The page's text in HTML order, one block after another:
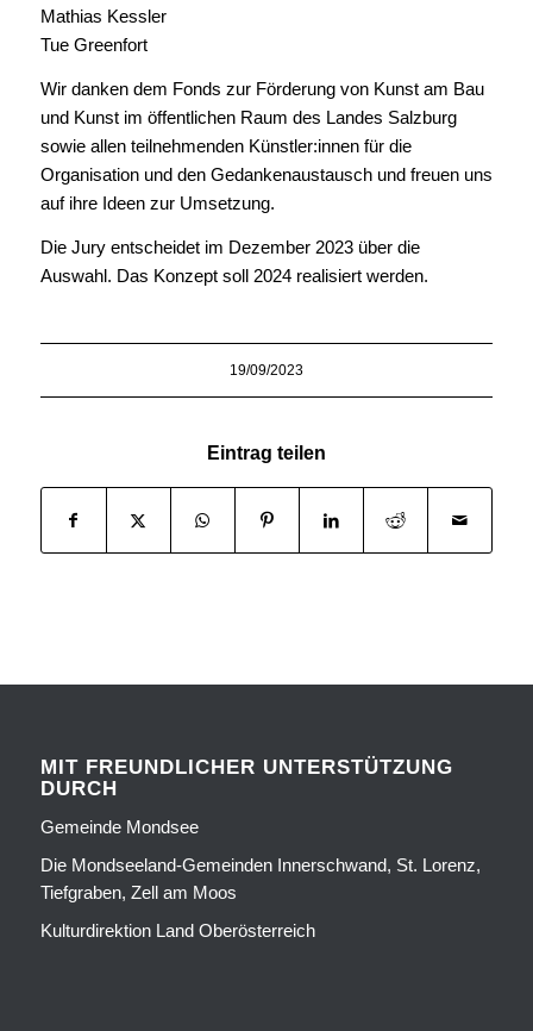
Mathias Kessler
Tue Greenfort
Wir danken dem Fonds zur Förderung von Kunst am Bau
und Kunst im öffentlichen Raum des Landes Salzburg
sowie allen teilnehmenden Künstler:innen für die
Organisation und den Gedankenaustausch und freuen uns
auf ihre Ideen zur Umsetzung.
Die Jury entscheidet im Dezember 2023 über die
Auswahl. Das Konzept soll 2024 realisiert werden.
19/09/2023
Eintrag teilen
MIT FREUNDLICHER UNTERSTÜTZUNG
DURCH
Gemeinde Mondsee
Die Mondseeland-Gemeinden Innerschwand, St. Lorenz,
Tiefgraben, Zell am Moos
Kulturdirektion Land Oberösterreich